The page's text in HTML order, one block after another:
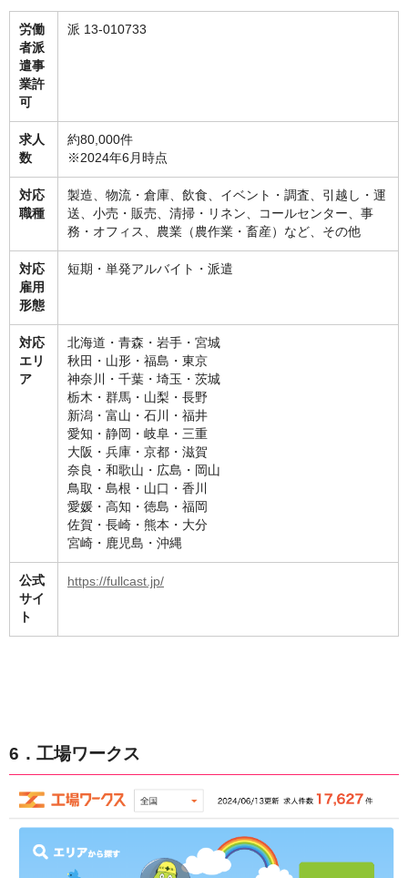
労働
者派
遣事
業許
可
派 13-010733
求人
数
約80,000件
※2024年6月時点
対応
職種
製造、物流・倉庫、飲食、イベント・調査、引越し・運
送、小売・販売、清掃・リネン、コールセンター、事
務・オフィス、農業（農作業・畜産）など、その他
対応
雇用
形態
短期・単発アルバイト・派遣
対応
エリ
ア
北海道・青森・岩手・宮城
秋田・山形・福島・東京
神奈川・千葉・埼玉・茨城
栃木・群馬・山梨・長野
新潟・富山・石川・福井
愛知・静岡・岐阜・三重
大阪・兵庫・京都・滋賀
奈良・和歌山・広島・岡山
鳥取・島根・山口・香川
愛媛・高知・徳島・福岡
佐賀・長崎・熊本・大分
宮崎・鹿児島・沖縄
公式
サイ
ト
https://fullcast.jp/
6．工場ワークス